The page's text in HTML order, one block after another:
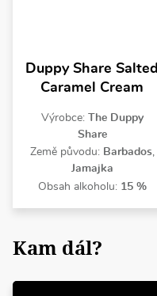
Duppy Share Salted
Caramel Cream
Výrobce: The Duppy
Share
Země původu: Barbados,
Jamajka
Obsah alkoholu: 15 %
Kam dál?